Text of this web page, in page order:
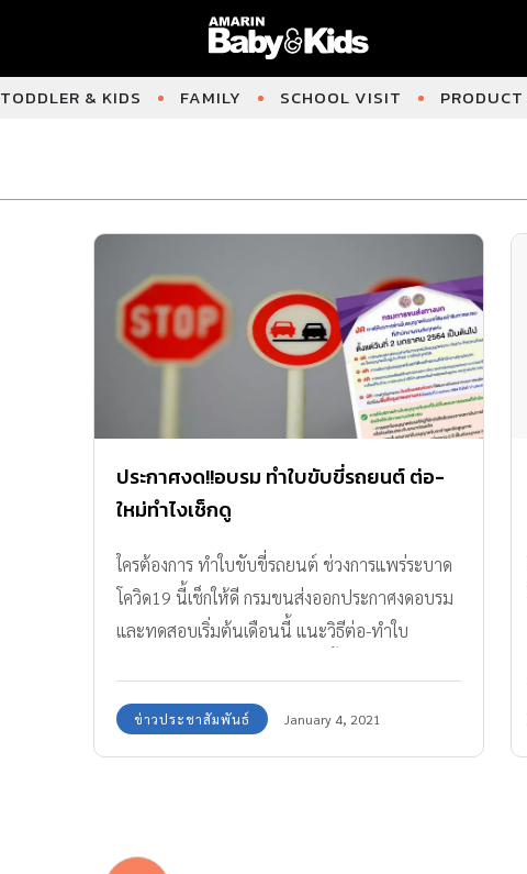
TODDLER & KIDS FAMILY SCHOOL VISIT
ประกาศงด!!อบรม ทำใบขับขี่รถยนต์ ต่อ-
ใหม่ทำไงเช็กดู
ใครต้องการ ทำใบขับขี่รถยนต์ ช่วงการแพร่ระบาด
โควิด19 นี้เช็กให้ดี กรมขนส่งออกประกาศงดอบรม
และทดสอบเริ่มต้นเดือนนี้ แนะวิธีต่อ-ทำใบ
ข่าวประชาสัมพันธ์ January 4, 2021